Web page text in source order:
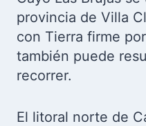
provincia de Villa
con Tierra firme
también puede
recorrer.
El litoral norte de